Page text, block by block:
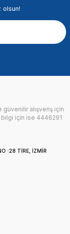
olsun!
alışveriş için
için ise 4446291
:28 TİRE, İZMİR